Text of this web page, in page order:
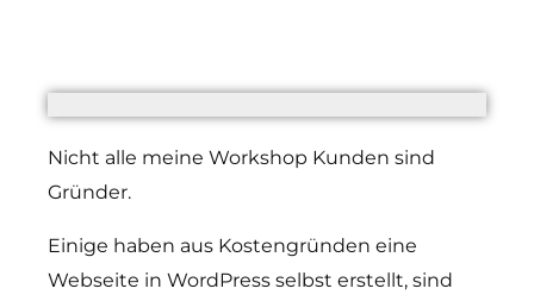
Nicht alle meine Workshop Kunden sind
Gründer.
Einige haben aus Kostengründen eine
Webseite in WordPress selbst erstellt, sind